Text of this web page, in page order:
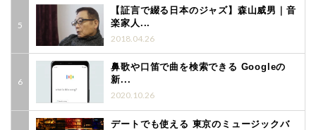
【証言で綴る日本のジャズ】森山威男｜音
楽家人...
2018.04.26
鼻歌や口笛で曲を検索できる Googleの
新...
2020.10.26
デートでも使える 東京のミュージックバ